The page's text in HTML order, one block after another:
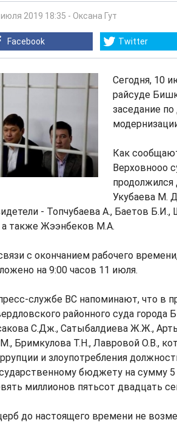
2019 18:35 - Оксана Гут
Facebook Twitter
Сегодня, 10
райсуде
заседание
Как
Верховнооо
продолжился
Укубаева М.
- Топчубаева А., Баетов
а также Жээнбеков М.А.
с окончанием рабочего
на 9:00 часов 11 июля.
службе ВС напоминают, что в
районного суда города
С.Дж., Сатыбалдиева Ж.Ж.,
Бримкулова Т.Н., Лавровой О.В.,
и злоупотребления
бюджету на сумму
миллионов пятьсот двадцать
до настоящего времени не